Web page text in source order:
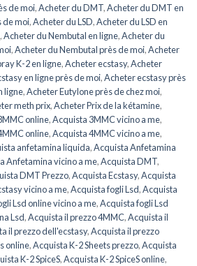
de moi,Acheter du DMT,Acheter du DMT en
de moi,Acheter du LSD,Acheter du LSD en
,Acheter du Nembutal en ligne,Acheter du
,Acheter du Nembutal près de moi,Acheter
K-2 en ligne,Acheter ecstasy,Acheter
en ligne près de moi,Acheter ecstasy près
ligne,Acheter Eutylone près de chez moi,
meth prix,Acheter Prix de la kétamine,
online,Acquista 3MMC vicino a me,
online,Acquista 4MMC vicino a me,
anfetamina liquida,Acquista Anfetamina
Anfetamina vicino a me,Acquista DMT,
DMT Prezzo,Acquista Ecstasy,Acquista
vicino a me,Acquista fogli Lsd,Acquista
Lsd online vicino a me,Acquista fogli Lsd
Lsd,Acquista il prezzo 4MMC,Acquista il
il prezzo dell'ecstasy,Acquista il prezzo
online,Acquista K-2 Sheets prezzo,Acquista
K-2 SpiceS,Acquista K-2 SpiceS online,